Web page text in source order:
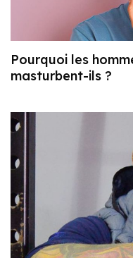
Pourquoi les
masturbent-ils ?